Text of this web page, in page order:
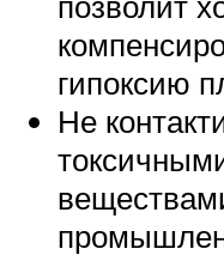
гипоксию
Не